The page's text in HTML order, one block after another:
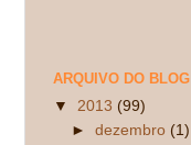
ARQUIVO DO BLOG
▼ 2013 (99)
►dezembro (1)